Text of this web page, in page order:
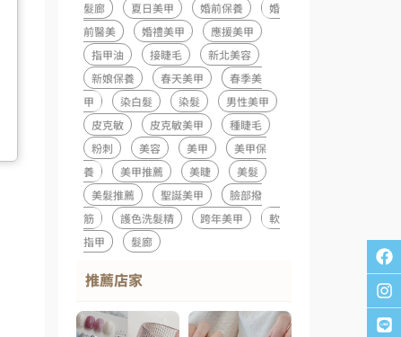
髮廊
夏日美甲 婚前保養
婚
前醫美
婚禮美甲
應援美甲
指甲油
接睫毛
新北美容
新娘保養
春天美甲
春季美
甲
染白髮 染髮
男性美甲
皮克敏
皮克敏美甲
種睫毛
粉刺
美容 美甲
美甲保
養
美甲推薦 美睫
美髮
美髮推薦
聖誕美甲
臉部撥
筋
護色洗髮精 跨年美甲
軟
指甲
髮廊
推薦店家